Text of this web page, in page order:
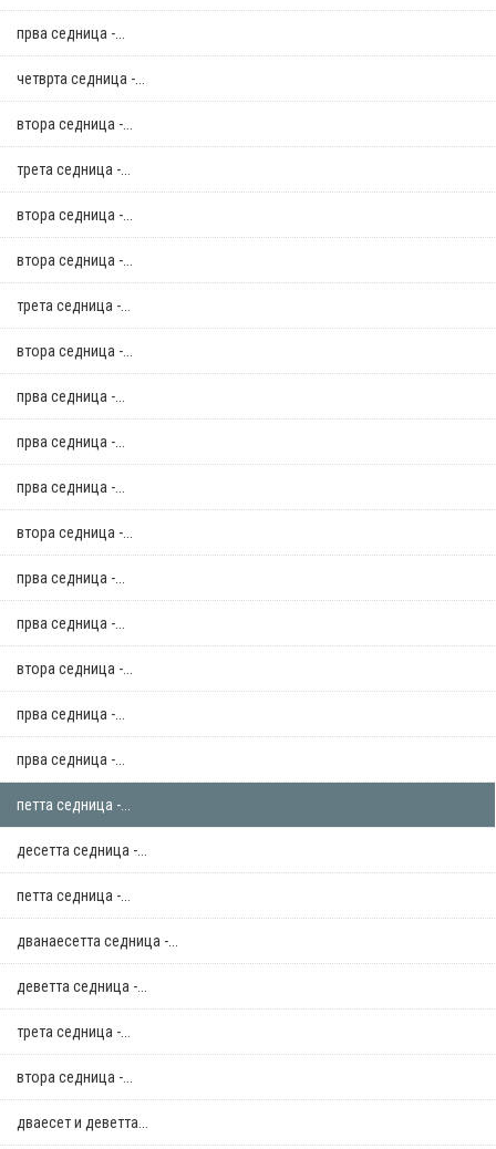
прва седница -...
четврта седница -...
втора седница -...
трета седница -...
втора седница -...
втора седница -...
трета седница -...
втора седница -...
прва седница -...
прва седница -...
прва седница -...
втора седница -...
прва седница -...
прва седница -...
втора седница -...
прва седница -...
прва седница -...
петта седница -...
десетта седница -...
петта седница -...
дванаесетта седница -...
деветта седница -...
трета седница -...
втора седница -...
дваесет и деветта...